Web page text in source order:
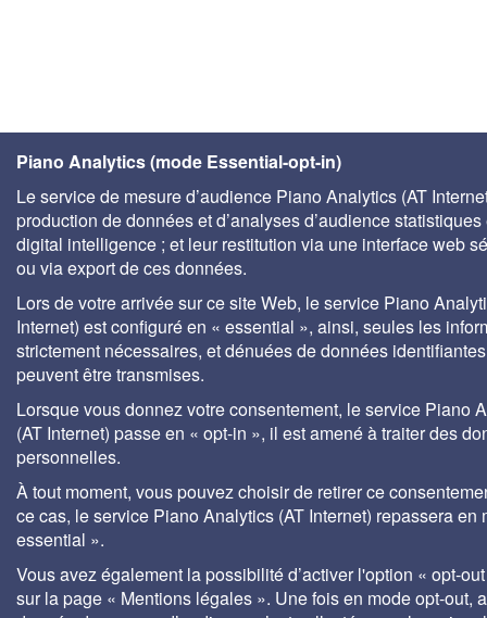
Piano Analytics (mode Essential-opt-in)
Le service de mesure d’audience Piano Analytics (AT
production de données et d’analyses d’audience statistiques
digital intelligence ; et leur restitution via une interface web
ou via export de ces données.
Lors de votre arrivée sur ce site Web, le service Piano
Internet) est configuré en « essential », ainsi, seules les
strictement nécessaires, et dénuées de données
peuvent être transmises.
Lorsque vous donnez votre consentement, le service Piano
(AT Internet) passe en « opt-in », il est amené à traiter des
personnelles.
À tout moment, vous pouvez choisir de retirer ce
ce cas, le service Piano Analytics (AT Internet) repassera en
essential ».
Vous avez également la possibilité d’activer l'option « opt-
sur la page « Mentions légales ». Une fois en mode opt-out,